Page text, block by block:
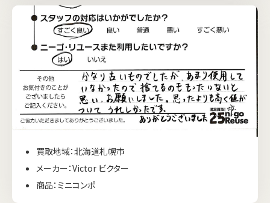
買取地域：北海道札幌市
メーカー：Victor ビクター
商品：ミニコンポ